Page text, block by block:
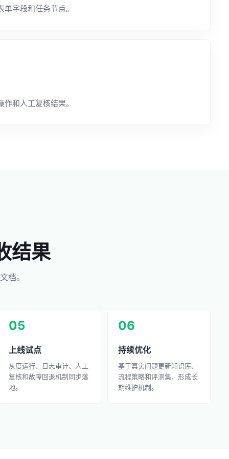
字段和任务节点。
和人工复核结果。
结果
档。
05
上线试点
灰度运行、日志审计、人工
复核和故障回退机制同步落
地。
06
持续优化
基于真实问题更新知识库、
流程策略和评测集，形成长
期维护机制。